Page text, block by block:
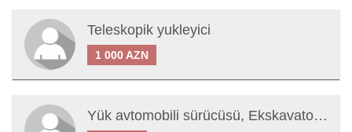
Teleskopik yukleyici
1 000 AZN
Yük avtomobili sürücüsü, Ekskavator sürücüsü, Kon sürücüsü